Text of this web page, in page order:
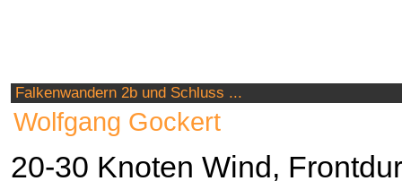
Falkenwandern 2b und Schluss ...
Wolfgang Gockert
20-30 Knoten Wind,